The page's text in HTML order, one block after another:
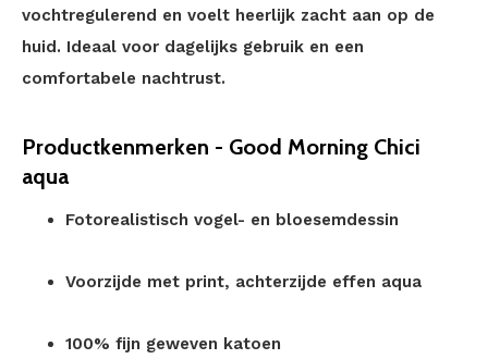
vochtregulerend en voelt heerlijk zacht aan op de
huid. Ideaal voor dagelijks gebruik en een
comfortabele nachtrust.
Productkenmerken - Good Morning Chici
aqua
Fotorealistisch vogel- en bloesemdessin
Voorzijde met print, achterzijde effen aqua
100% fijn geweven katoen